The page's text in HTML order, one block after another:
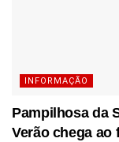
INFORMAÇÃO
Pampilhosa da
Verão chega ao